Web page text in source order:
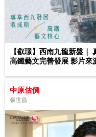
【叡璟】西南九龍新盤｜
高鐵藝文完善發展 影片來
中原估價
張世昌